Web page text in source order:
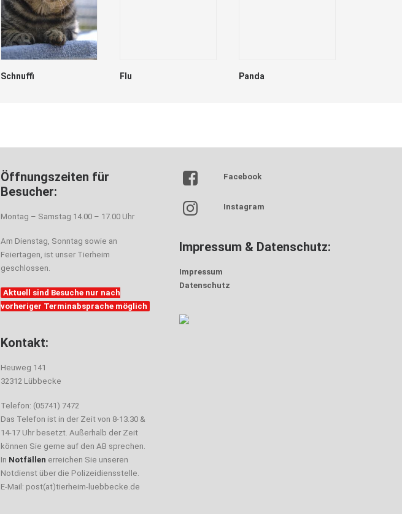
Schnuffi Flu Panda
Öffnungszeiten für
Besucher:
Montag – Samstag 14.00 – 17.00 Uhr
Am Dienstag, Sonntag sowie an
Feiertagen, ist unser Tierheim
geschlossen.
Aktuell sind Besuche nur nach
vorheriger Terminabsprache möglich
Kontakt:
Heuweg 141
32312 Lübbecke
Telefon: (05741) 7472
Das Telefon ist in der Zeit von 8-13.30 &
14-17 Uhr besetzt. Außerhalb der Zeit
können Sie gerne auf den AB sprechen.
In Notfällen erreichen Sie unseren
Notdienst über die Polizeidiensstelle.
E-Mail: post(at)tierheim-luebbecke.de
Facebook
Instagram
Impressum & Datenschutz:
Impressum
Datenschutz